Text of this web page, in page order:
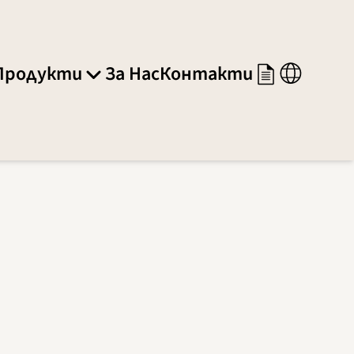
За НасКонтакти